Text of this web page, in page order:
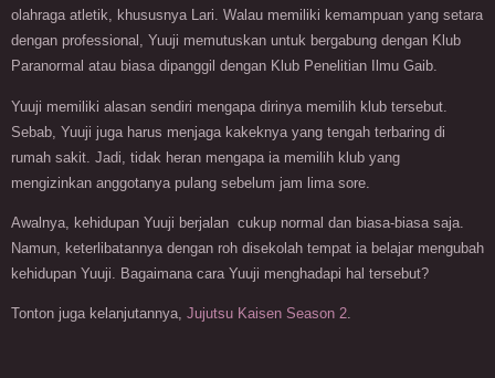
olahraga atletik, khususnya Lari. Walau memiliki kemampuan yang setara
dengan professional, Yuuji memutuskan untuk bergabung dengan Klub
Paranormal atau biasa dipanggil dengan Klub Penelitian Ilmu Gaib.
Yuuji memiliki alasan sendiri mengapa dirinya memilih klub tersebut.
Sebab, Yuuji juga harus menjaga kakeknya yang tengah terbaring di
rumah sakit. Jadi, tidak heran mengapa ia memilih klub yang
mengizinkan anggotanya pulang sebelum jam lima sore.
Awalnya, kehidupan Yuuji berjalan cukup normal dan biasa-biasa saja.
Namun, keterlibatannya dengan roh disekolah tempat ia belajar mengubah
kehidupan Yuuji. Bagaimana cara Yuuji menghadapi hal tersebut?
Tonton juga kelanjutannya, Jujutsu Kaisen Season 2.